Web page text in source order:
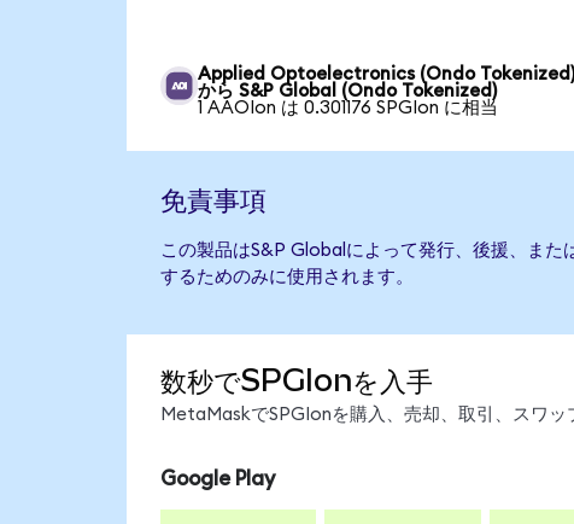
Applied Optoelectronics (Ondo
から S&P Global (Ondo Tokenized)
1 AAOIon は 0.301176 SPGIon に相当
免責事項
この製品はS&P Globalによって発行、後援、ま
するためのみに使用されます。
数秒でSPGIonを入手
MetaMaskでSPGIonを購入、売却、取引、スワッ
Google Play